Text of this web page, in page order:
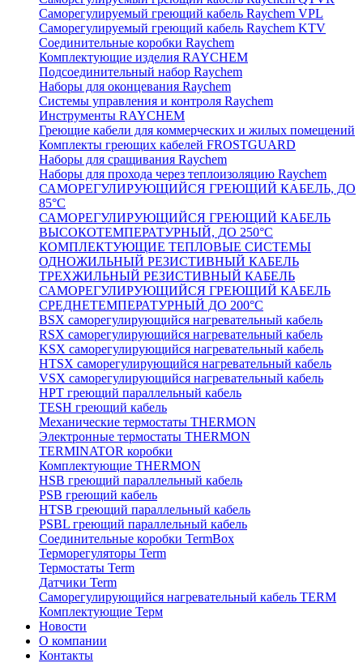
Саморегулируемый греющий кабель Raychem VPL
Саморегулируемый греющий кабель Raychem KTV
Соединительные коробки Raychem
Комплектующие изделия RAYCHEM
Подсоединительный набор Raychem
Наборы для оконцевания Raychem
Системы управления и контроля Raychem
Инструменты RAYCHEM
Греющие кабели для коммерческих и жилых помещений
Комплекты греющих кабелей FROSTGUARD
Наборы для сращивания Raychem
Наборы для прохода через теплоизоляцию Raychem
САМОРЕГУЛИРУЮЩИЙСЯ ГРЕЮЩИЙ КАБЕЛЬ, ДО
85°С
САМОРЕГУЛИРУЮЩИЙСЯ ГРЕЮЩИЙ КАБЕЛЬ
ВЫСОКОТЕМПЕРАТУРНЫЙ, ДО 250°С
КОМПЛЕКТУЮЩИЕ ТЕПЛОВЫЕ СИСТЕМЫ
ОДНОЖИЛЬНЫЙ РЕЗИСТИВНЫЙ КАБЕЛЬ
ТРЕХЖИЛЬНЫЙ РЕЗИСТИВНЫЙ КАБЕЛЬ
САМОРЕГУЛИРУЮЩИЙСЯ ГРЕЮЩИЙ КАБЕЛЬ
СРЕДНЕТЕМПЕРАТУРНЫЙ ДО 200°С
BSX саморегулирующийся нагревательный кабель
RSX саморегулирующийся нагревательный кабель
KSX саморегулирующийся нагревательный кабель
HTSX саморегулирующийся нагревательный кабель
VSX саморегулирующийся нагревательный кабель
НРТ греющий параллельный кабель
TESH греющий кабель
Механические термостаты THERMON
Электронные термостаты THERMON
TERMINATOR коробки
Комплектующие THERMON
HSB греющий параллельный кабель
PSB греющий кабель
HTSB греющий параллельный кабель
PSBL греющий параллельный кабель
Соединительные коробки TermBox
Терморегуляторы Term
Термостаты Term
Датчики Term
Саморегулирующийся нагревательный кабель TERM
Комплектующие Терм
Новости
О компании
Контакты